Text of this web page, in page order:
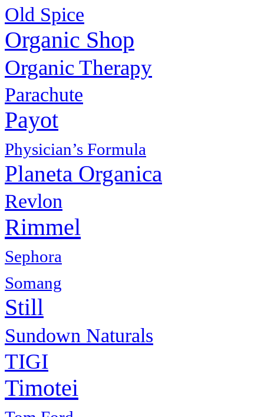
Old Spice
Organic Shop
Organic Therapy
Parachute
Payot
Physiсian’s Formula
Planeta Organica
Revlon
Rimmel
Sephora
Somang
Still
Sundown Naturals
TIGI
Timotei